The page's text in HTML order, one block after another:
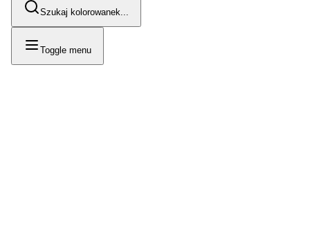
Szukaj kolorowanek...
Toggle menu